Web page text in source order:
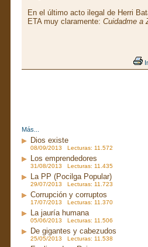
En el último acto ilegal de Herri
ETA muy claramente: Cuidadme a
Más...
Dios existe
08/09/2013 Lecturas: 11.572
Los emprendedores
31/08/2013 Lecturas: 11.435
La PP (Pocilga Popular)
29/07/2013 Lecturas: 11.723
Corrupción y corruptos
17/07/2013 Lecturas: 11.370
La jauría humana
05/06/2013 Lecturas: 11.506
De gigantes y cabezudos
25/05/2013 Lecturas: 11.538